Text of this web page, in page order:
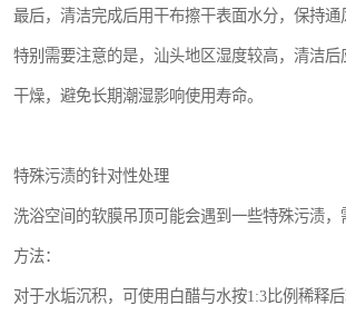
最后，清洁完成后用干布擦干表面水分，保持通
特别需要注意的是，汕头地区湿度较高，清洁
干燥，避免长期潮湿影响使用寿命。
特殊污渍的针对性处理
洗浴空间的软膜吊顶可能会遇到一些特殊污渍
方法：
对于水垢沉积，可使用白醋与水按1:3比例稀释